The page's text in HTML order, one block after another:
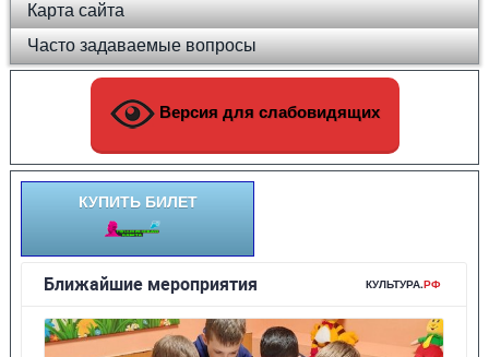
Карта сайта
Часто задаваемые вопросы
Версия для слабовидящих
КУПИТЬ БИЛЕТ